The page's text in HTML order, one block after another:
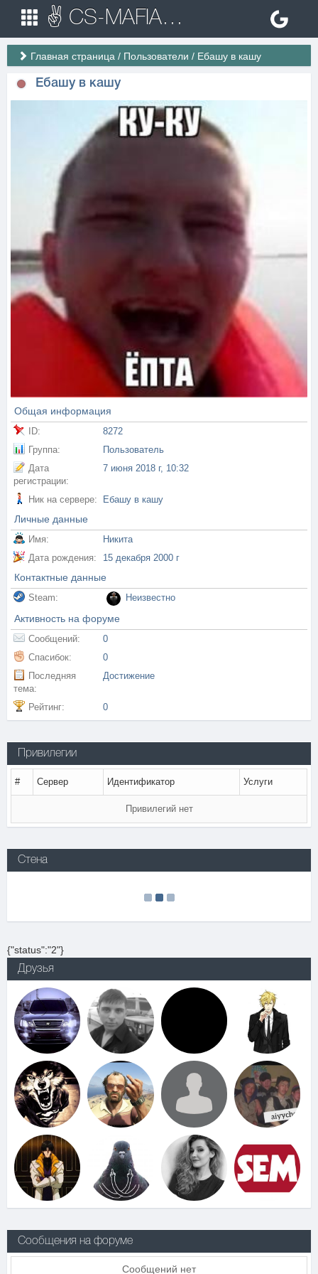
✌ CS-MAFIA.RU ✌ Игровые сервера Counter Strike 1.6
Главная страница / Пользователи / Ебашу в кашу
Ебашу в кашу
Общая информация
ID:
8272
Группа:
Пользователь
Дата
регистрации:
7 июня 2018 г, 10:32
Ник на сервере: Ебашу в кашу
Личные данные
Имя:
Никита
Дата рождения:
15 декабря 2000 г
Контактные данные
Steam: Неизвестно
Активность на форуме
Сообщений:
0
Спасибок:
0
Последняя
тема:
Достижение
Рейтинг: 0
Привилегии
# Сервер Идентификатор Услуги
Привилегий нет
Стена
{"status":"2"}
Друзья
Сообщения на форуме
Сообщений нет